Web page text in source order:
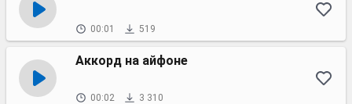
00:01 519
Аккорд на айфоне
00:02 3 310